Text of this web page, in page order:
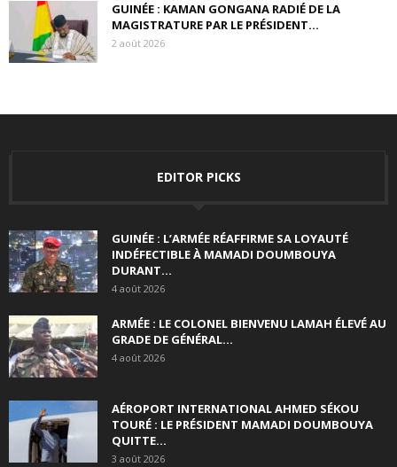
GUINÉE : KAMAN GONGANA RADIÉ DE LA
MAGISTRATURE PAR LE PRÉSIDENT...
2 août 2026
EDITOR PICKS
GUINÉE : L’ARMÉE RÉAFFIRME SA LOYAUTÉ
INDÉFECTIBLE À MAMADI DOUMBOUYA
DURANT...
4 août 2026
ARMÉE : LE COLONEL BIENVENU LAMAH ÉLEVÉ AU
GRADE DE GÉNÉRAL...
4 août 2026
AÉROPORT INTERNATIONAL AHMED SÉKOU
TOURÉ : LE PRÉSIDENT MAMADI DOUMBOUYA
QUITTE...
3 août 2026